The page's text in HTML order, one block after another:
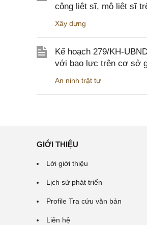
công liệt sĩ, mộ liệt sĩ
Xây dựng
Kế hoạch 279/KH-
với bạo lực trên cơ sở
An ninh trật tự
GIỚI THIỆU
Lời giới thiệu
Lịch sử phát triển
Profile Tra cứu văn bản
Liên hệ